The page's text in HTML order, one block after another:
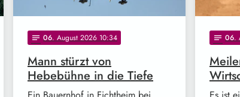
notes 06. August 2026 10:34
Mann stürzt von
Hebebühne in die Tiefe
notes 06.